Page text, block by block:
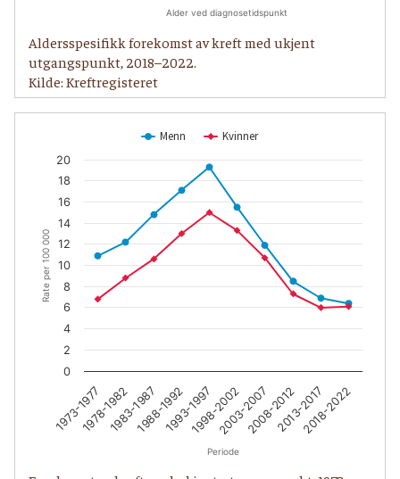
Alder ved diagnosetidspunkt
Aldersspesifikk forekomst av kreft med ukjent
utgangspunkt, 2018–2022.
Kilde: Kreftregisteret
Periode
Rate per 100 000
Menn Kvinner
1973-19771978-19821983-19871988-19921993-19971998-20022003-20072008-20122013-20172018-2022
0
2
4
6
8
10
12
14
16
18
20